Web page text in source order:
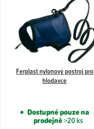
Ferplast nylonový postroj pro
hlodavce
Dostupné pouze na
prodejně>20 ks